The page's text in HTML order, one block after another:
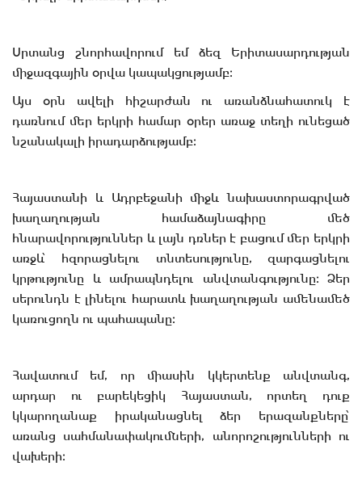
Սրտանց շնորհավորում եմ ձեզ Երիտասարդության
միջազգային օրվա կապակցությամբ։
Այս օրն ավելի հիշարժան ու առանձնահատուկ է
դառնում մեր երկրի համար օրեր առաջ տեղի ունեցած
նշանակալի իրադարձությամբ։
Հայաստանի և Ադրբեջանի միջև նախաստորագրված
խաղաղության համաձայնագիրը մեծ
հնարավորություններ և լայն դռներ է բացում մեր երկրի
առջև՝ հզորացնելու տնտեսությունը, զարգացնելու
կրթությունը և ամրապնդելու անվտանգությունը։ Ձեր
սերունդն է լինելու հարատև խաղաղության ամենամեծ
կառուցողն ու պահապանը։
Հավատում եմ, որ միասին կկերտենք անվտանգ,
արդար ու բարեկեցիկ Հայաստան, որտեղ դուք
կկարողանաք իրականացնել ձեր երազանքները՝
առանց սահմանափակումների, անորոշությունների ու
վախերի։